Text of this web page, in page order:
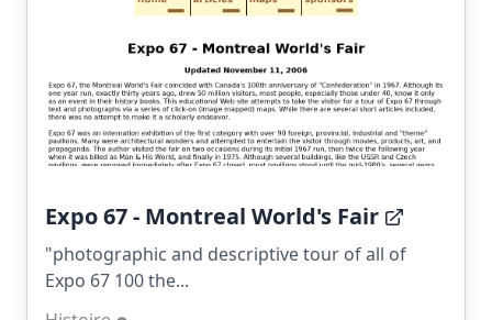
Expo 67 - Montreal World's Fair
"photographic and descriptive tour of all of
Expo 67 100 the...